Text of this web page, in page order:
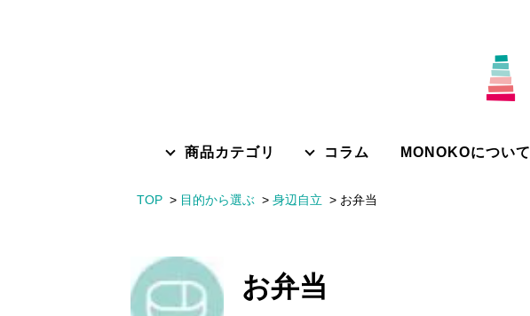
商品カテゴリ コラム MONOKOについて
TOP 目的から選ぶ 身辺自立 お弁当
お弁当